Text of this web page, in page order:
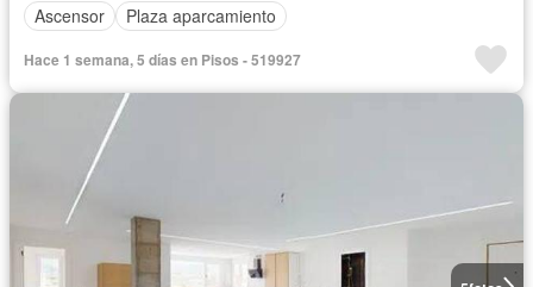
Ascensor
Plaza aparcamiento
Hace 1 semana, 5 días en Pisos - 519927